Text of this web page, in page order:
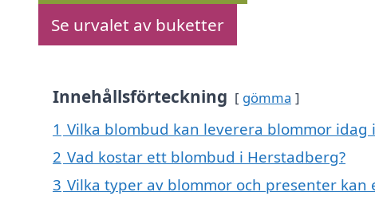
Se urvalet av buketter
Innehållsförteckning gömma
1 Vilka blombud kan leverera blommor idag
2 Vad kostar ett blombud i Herstadberg?
3 Vilka typer av blommor och presenter